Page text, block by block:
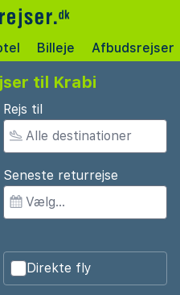
Billeje Afbudsrejser
til Krabi
Rejs til
Seneste returrejse
Direkte fly